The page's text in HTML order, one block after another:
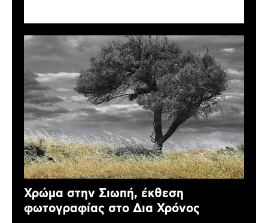
Χρώμα στην Σιωπή, έκθεση
φωτογραφίας στο Δια Χρόνος